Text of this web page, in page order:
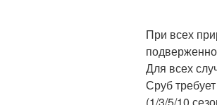
При всех
Для всех
Сруб